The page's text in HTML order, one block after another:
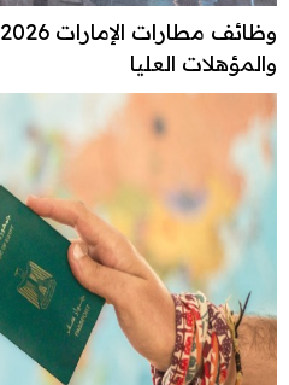
والمؤهلات العليا